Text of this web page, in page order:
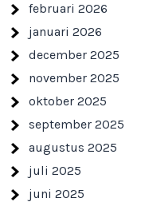
februari 2026
januari 2026
december 2025
november 2025
oktober 2025
september 2025
augustus 2025
juli 2025
juni 2025